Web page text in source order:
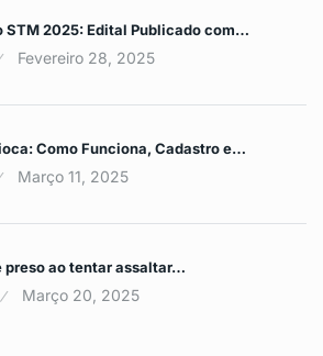
STM 2025: Edital Publicado com…
Fevereiro 28, 2025
Como Funciona, Cadastro e…
Março 11, 2025
preso ao tentar assaltar…
Março 20, 2025